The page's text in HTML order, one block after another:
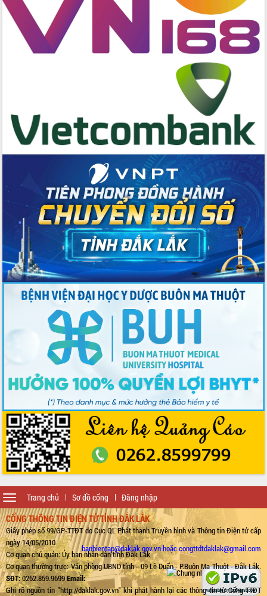
Trang chủ Sơ đồ cổng Đăng nhập
Toggle
navigation
CỔNG THÔNG TIN ĐIỆN TỬ TỈNH ĐẮK LẮK
Giấy phép số 99/GP-TTĐT do Cục QL Phát thanh Truyền hình và Thông tin Điện tử cấp
ngày 14/05/2010
Cơ quan chủ quản: Ủy ban nhân dân tỉnh Đắk Lắk
Cơ quan thường trực: Văn phòng UBND tỉnh - 09 Lê Duẩn - P.Buôn Ma Thuột - Đắk Lắk.
SĐT:0262.859.9699Email:
banbientap@daklak.gov.vn hoặc congttdtdaklak@gmail.com
Ghi rõ nguồn tin "http://daklak.gov.vn" khi phát hành lại các thông tin từ Cổng TTĐT